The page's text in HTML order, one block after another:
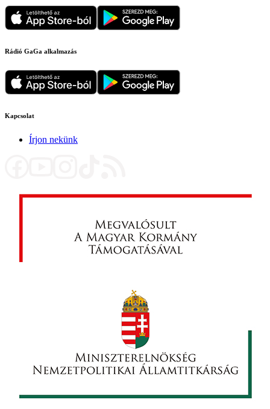
Rádió GaGa alkalmazás
Kapcsolat
Írjon nekünk